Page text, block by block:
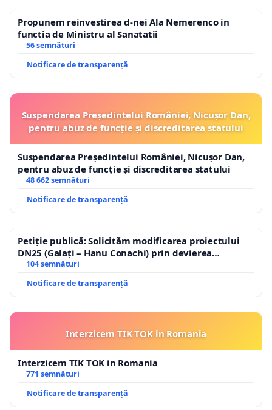
Propunem reinvestirea d-nei Ala Nemerenco in
functia de Ministru al Sanatatii
56 semnături
Notificare de transparență
Suspendarea Președintelui României, Nicușor Dan,
pentru abuz de funcție și discreditarea statului
Suspendarea Președintelui României, Nicușor Dan,
pentru abuz de funcție și discreditarea statului
48 662 semnături
Notificare de transparență
Petiție publică: Solicităm modificarea proiectului
DN25 (Galați – Hanu Conachi) prin devierea
traseului în afara localităților!
104 semnături
Notificare de transparență
Interzicem TIK TOK in Romania
Interzicem TIK TOK in Romania
771 semnături
Notificare de transparență